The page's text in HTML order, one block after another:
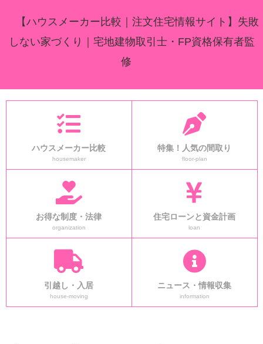
【ハウスメーカー比較｜注文住宅情報サイト】失敗
しない家づくり｜宅地建物取引士・FP資格保有者監
修
ハウスメーカー比較
housemaker
特集！人気の間取り
floor-plan
お得な制度・法律
organization
住宅ローンと資金計画
loan
引越し・入居
house-moving
ニュース・情報収集
information